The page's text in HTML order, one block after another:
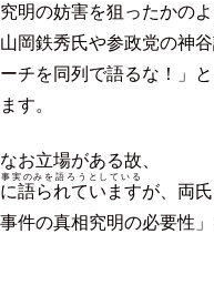
明の妨害を狙ったかの
岡鉄秀氏や参政党の神
チを同列で語るな！」
す。
お立場がある故、
語られています
実のみを語ろうとしている
が、両
件の真相究明の必要性